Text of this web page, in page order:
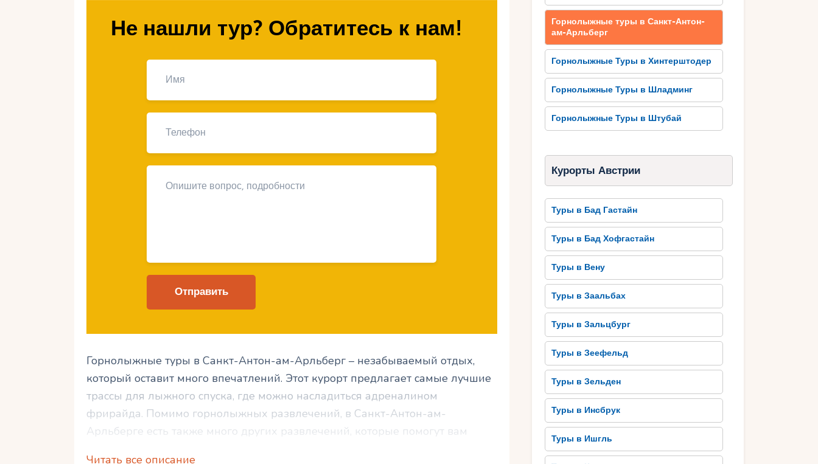
Не нашли тур? Обратитесь к нам!
Горнолыжные туры в Санкт-Антон-ам-Арльберг – незабываемый отдых,
который оставит много впечатлений. Этот курорт предлагает самые лучшие
трассы для лыжного спуска, где можно насладиться адреналином
фрирайда. Помимо горнолыжных развлечений, в Санкт-Антон-ам-
Арльберге есть также много других развлечений, которые помогут вам
Читать все описание
Горнолыжные туры в Санкт-Антон-
ам-Арльберг
Горнолыжные Туры в Хинтерштодер
Горнолыжные Туры в Шладминг
Горнолыжные Туры в Штубай
Курорты Австрии
Туры в Бад Гастайн
Туры в Бад Хофгастайн
Туры в Вену
Туры в Заальбах
Туры в Зальцбург
Туры в Зеефельд
Туры в Зельден
Туры в Инсбрук
Туры в Ишгль